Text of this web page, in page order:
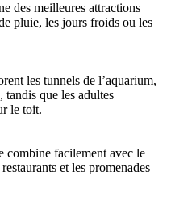
des meilleures attractions
pluie, les jours froids ou les
les tunnels de l’aquarium,
tandis que les adultes
le toit.
combine facilement avec le
et les promenades